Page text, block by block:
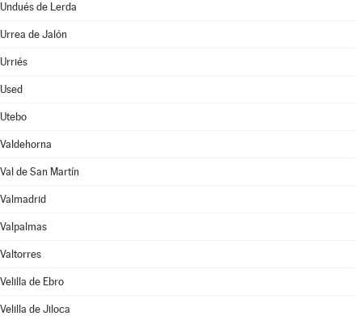
Undués de Lerda
Urrea de Jalón
Urriés
Used
Utebo
Valdehorna
Val de San Martín
Valmadrid
Valpalmas
Valtorres
Velilla de Ebro
Velilla de Jiloca